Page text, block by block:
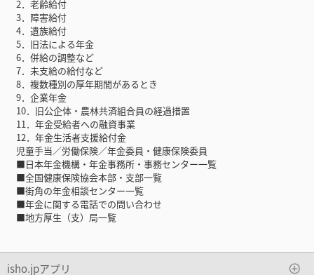
2．老齢給付
3．障害給付
4．遺族給付
5．旧法による年金
6．併給の調整など
7．未支給の給付など
8．複数種別の厚年期間があるとき
9．企業年金
10．旧公企体・農林共済組合員の経過措置
11．年金受給者への融資事業
12．年金生活者支援給付金
児童手当／労働保険／年金委員・健康保険委員
■日本年金機構・年金事務所・事務センター一覧
■全国健康保険協会本部・支部一覧
■街角の年金相談センター一覧
■年金に関する電話での問い合わせ
■地方厚生（支）局一覧
isho.jpアプリ